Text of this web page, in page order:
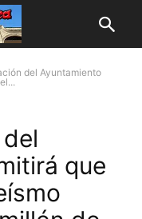
del Ayuntamiento
que